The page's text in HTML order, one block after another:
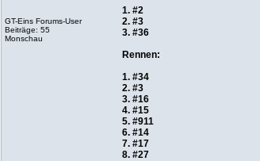
GT-Eins Forums-User
Beiträge: 55
Monschau
1. #2
2. #3
3. #36
Rennen:
1. #34
2. #3
3. #16
4. #15
5. #911
6. #14
7. #17
8. #27